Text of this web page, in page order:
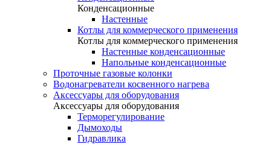
Конденсационные
Настенные
Котлы для коммерческого применения
Котлы для коммерческого применения
Настенные конденсационные
Напольные конденсационные
Проточные газовые колонки
Водонагреватели косвенного нагрева
Аксессуары для оборудования
Аксессуары для оборудования
Терморегулирование
Дымоходы
Гидравлика